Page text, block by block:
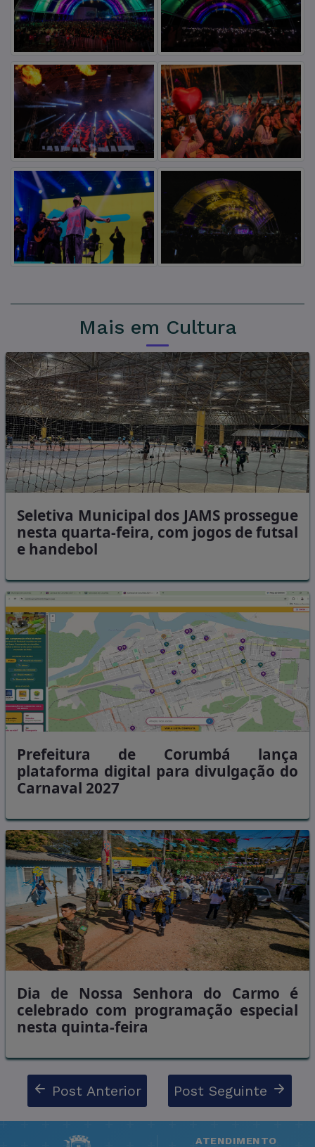
Mais em Cultura
Seletiva Municipal dos JAMS prossegue
nesta quarta-feira, com jogos de futsal
e handebol
Prefeitura de Corumbá lança
plataforma digital para divulgação do
Carnaval 2027
Dia de Nossa Senhora do Carmo é
celebrado com programação especial
nesta quinta-feira
Post Anterior Post Seguinte
ATENDIMENTO